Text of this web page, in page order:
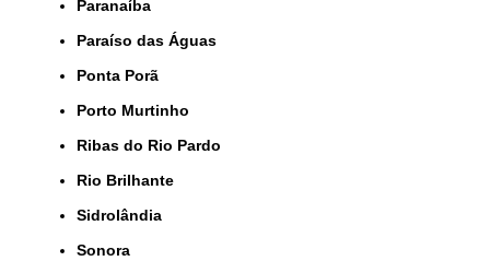
Paranaíba
Paraíso das Águas
Ponta Porã
Porto Murtinho
Ribas do Rio Pardo
Rio Brilhante
Sidrolândia
Sonora